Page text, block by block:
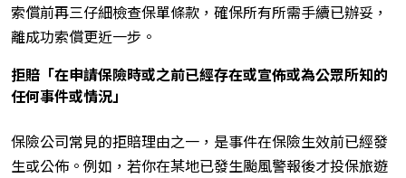
索償前再三仔細檢查保單條款，確保所有所需手續已辦妥，
離成功索償更近一步。
拒賠「在申請保險時或之前已經存在或宣佈或為公眾所知的
任何事件或情況」
保險公司常見的拒賠理由之一，是事件在保險生效前已經發
生或公佈。例如，若你在某地已發生颱風警報後才投保旅遊